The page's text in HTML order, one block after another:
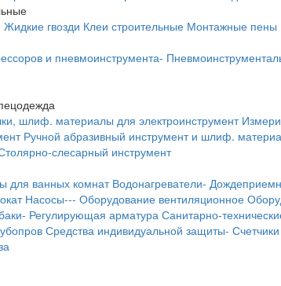
Жидкие гвозди Клеи строительные Монтажные пены
и пневмоинструмента-
шлиф. материалы для электроинструмент
Ручной абразивный инструмент и шлиф.
слесарный инструмент
для ванных комнат Водонагреватели-
Насосы--- Оборудование вентиляционное
Регулирующая арматура Санитарно-
Средства индивидуальной защиты-